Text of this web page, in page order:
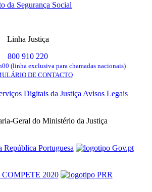
da Segurança Social
Linha Justiça
800 910 220
(linha exclusiva para chamadas nacionais)
DE CONTACTO
Digitais da JustiçaAvisos Legais
Geral do Ministério da Justiça